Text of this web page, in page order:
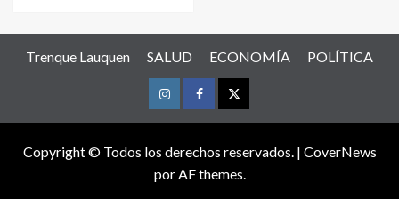
Trenque Lauquen SALUD ECONOMÍA POLÍTICA
InstagramFacebookTwitter
Copyright © Todos los derechos reservados. | CoverNews
por AF themes.